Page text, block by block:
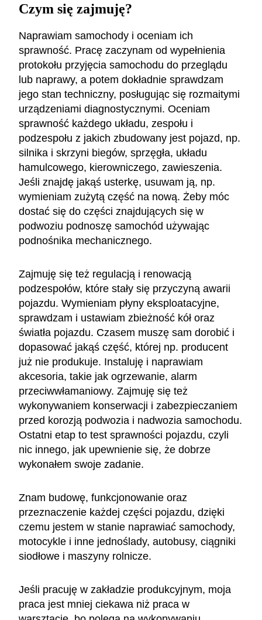
Czym się zajmuję?
Naprawiam samochody i oceniam ich
sprawność. Pracę zaczynam od wypełnienia
protokołu przyjęcia samochodu do przeglądu
lub naprawy, a potem dokładnie sprawdzam
jego stan techniczny, posługując się rozmaitymi
urządzeniami diagnostycznymi. Oceniam
sprawność każdego układu, zespołu i
podzespołu z jakich zbudowany jest pojazd, np.
silnika i skrzyni biegów, sprzęgła, układu
hamulcowego, kierowniczego, zawieszenia.
Jeśli znajdę jakąś usterkę, usuwam ją, np.
wymieniam zużytą część na nową. Żeby móc
dostać się do części znajdujących się w
podwoziu podnoszę samochód używając
podnośnika mechanicznego.
Zajmuję się też regulacją i renowacją
podzespołów, które stały się przyczyną awarii
pojazdu. Wymieniam płyny eksploatacyjne,
sprawdzam i ustawiam zbieżność kół oraz
światła pojazdu. Czasem muszę sam dorobić i
dopasować jakąś część, której np. producent
już nie produkuje. Instaluję i naprawiam
akcesoria, takie jak ogrzewanie, alarm
przeciwwłamaniowy. Zajmuję się też
wykonywaniem konserwacji i zabezpieczaniem
przed korozją podwozia i nadwozia samochodu.
Ostatni etap to test sprawności pojazdu, czyli
nic innego, jak upewnienie się, że dobrze
wykonałem swoje zadanie.
Znam budowę, funkcjonowanie oraz
przeznaczenie każdej części pojazdu, dzięki
czemu jestem w stanie naprawiać samochody,
motocykle i inne jednoślady, autobusy, ciągniki
siodłowe i maszyny rolnicze.
Jeśli pracuję w zakładzie produkcyjnym, moja
praca jest mniej ciekawa niż praca w